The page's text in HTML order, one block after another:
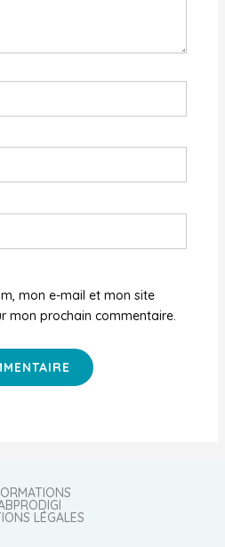
mon e-mail et mon site
mon prochain commentaire.
LÉGALES